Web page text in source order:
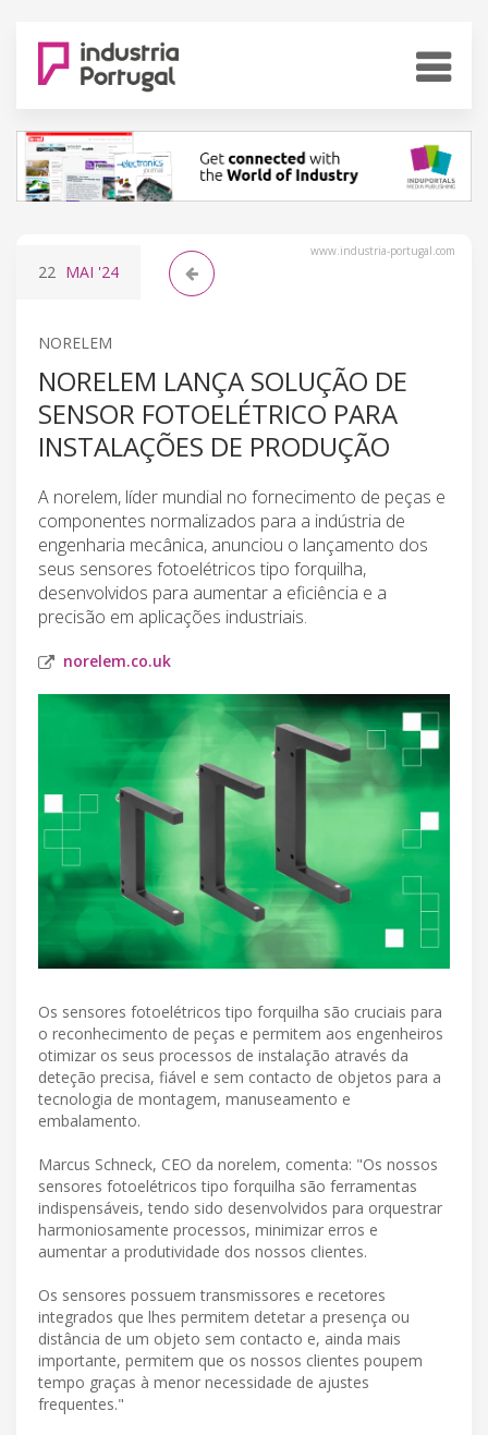
www.industria-portugal.com
22 MAI '24
NORELEM
NORELEM LANÇA SOLUÇÃO DE
SENSOR FOTOELÉTRICO PARA
INSTALAÇÕES DE PRODUÇÃO
A norelem, líder mundial no fornecimento de peças e
componentes normalizados para a indústria de
engenharia mecânica, anunciou o lançamento dos
seus sensores fotoelétricos tipo forquilha,
desenvolvidos para aumentar a eficiência e a
precisão em aplicações industriais.
norelem.co.uk
Os sensores fotoelétricos tipo forquilha são cruciais para
o reconhecimento de peças e permitem aos engenheiros
otimizar os seus processos de instalação através da
deteção precisa, fiável e sem contacto de objetos para a
tecnologia de montagem, manuseamento e
embalamento.
Marcus Schneck, CEO da norelem, comenta: "Os nossos
sensores fotoelétricos tipo forquilha são ferramentas
indispensáveis, tendo sido desenvolvidos para orquestrar
harmoniosamente processos, minimizar erros e
aumentar a produtividade dos nossos clientes.
Os sensores possuem transmissores e recetores
integrados que lhes permitem detetar a presença ou
distância de um objeto sem contacto e, ainda mais
importante, permitem que os nossos clientes poupem
tempo graças à menor necessidade de ajustes
frequentes."